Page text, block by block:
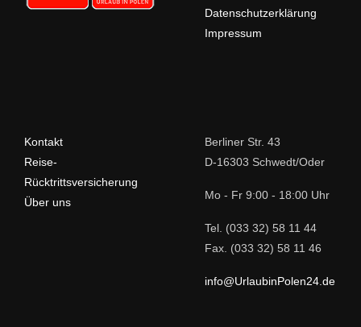
Datenschutzerklärung
Impressum
Kontakt
Reise-
Rücktrittsversicherung
Über uns
Berliner Str. 43
D-16303 Schwedt/Oder
Mo - Fr 9:00 - 18:00 Uhr
Tel. (033 32) 58 11 44
Fax. (033 32) 58 11 46
info@UrlaubinPolen24.de